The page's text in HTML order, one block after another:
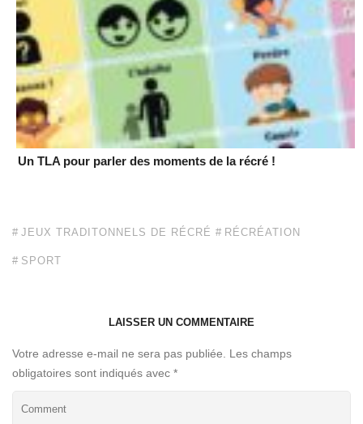
Un TLA pour parler des moments de la récré !
JEUX TRADITONNELS DE RÉCRÉ RÉCRÉATION
SPORT
LAISSER UN COMMENTAIRE
Votre adresse e-mail ne sera pas publiée.
Les champs
obligatoires sont indiqués avec *